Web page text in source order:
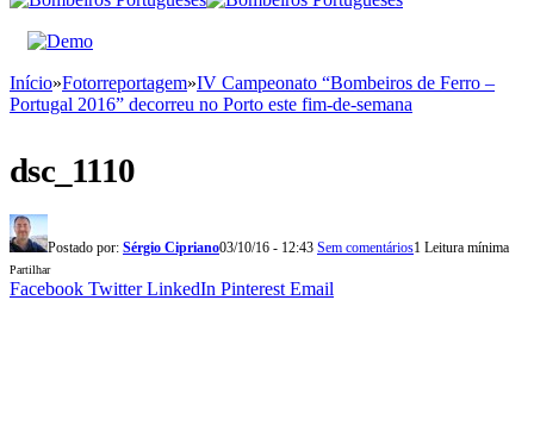
Início»Fotorreportagem»IV Campeonato “Bombeiros de Ferro –
Portugal 2016” decorreu no Porto este fim-de-semana
dsc_1110
Postado por: Sérgio Cipriano03/10/16 - 12:43 Sem comentários1 Leitura mínima
Partilhar
Facebook Twitter LinkedIn Pinterest Email